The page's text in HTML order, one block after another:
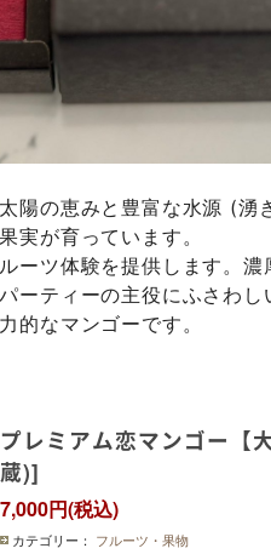
陽の恵みと豊富な水源 (湧
実が育っています。
ーツ体験を提供します。
ーティーの主役にふさわ
的なマンゴーです。
プレミアム恋マンゴー【
蔵)]
7,000円(税込)
カテゴリー： フルーツ・果物